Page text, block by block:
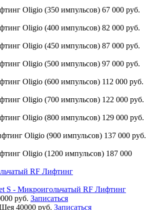
Oligio (350 импульсов) 67 000 руб.
Oligio (400 импульсов) 82 000 руб.
Oligio (450 импульсов) 87 000 руб.
Oligio (500 импульсов) 97 000 руб.
Oligio (600 импульсов) 112 000 руб.
Oligio (700 импульсов) 122 000 руб.
Oligio (800 импульсов) 129 000 руб.
Oligio (900 импульсов) 137 000 руб.
Oligio (1200 импульсов) 187 000
RF Лифтинг
S - Микроигольчатый RF Лифтинг
руб. Записаться
40000 руб. Записаться